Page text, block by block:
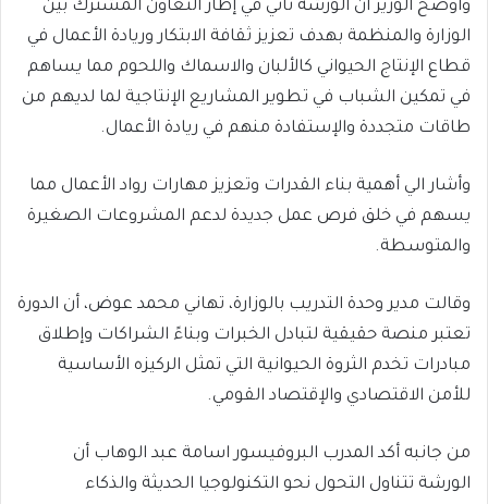
وأوضح الوزير أن الورشة تأتي في إطار التعاون المشترك بين
الوزارة والمنظمة بهدف تعزيز ثقافة الابتكار وريادة الأعمال في
قطاع الإنتاج الحيواني كالألبان والاسماك واللحوم مما يساهم
في تمكين الشباب في تطوير المشاريع الإنتاجية لما لديهم من
طاقات متجددة والإستفادة منهم في ريادة الأعمال.
وأشار الي أهمية بناء القدرات وتعزيز مهارات رواد الأعمال مما
يسهم في خلق فرص عمل جديدة لدعم المشروعات الصغيرة
والمتوسطة.
وقالت مدير وحدة التدريب بالوزارة، تهاني محمد عوض، أن الدورة
تعتبر منصة حقيقية لتبادل الخبرات وبناءً الشراكات وإطلاق
مبادرات تخدم الثروة الحيوانية التي تمثل الركيزه الأساسية
للأمن الاقتصادي والإقتصاد القومي.
من جانبه أكد المدرب البروفيسور اسامة عبد الوهاب أن
الورشة تتناول التحول نحو التكنولوجيا الحديثة والذكاء